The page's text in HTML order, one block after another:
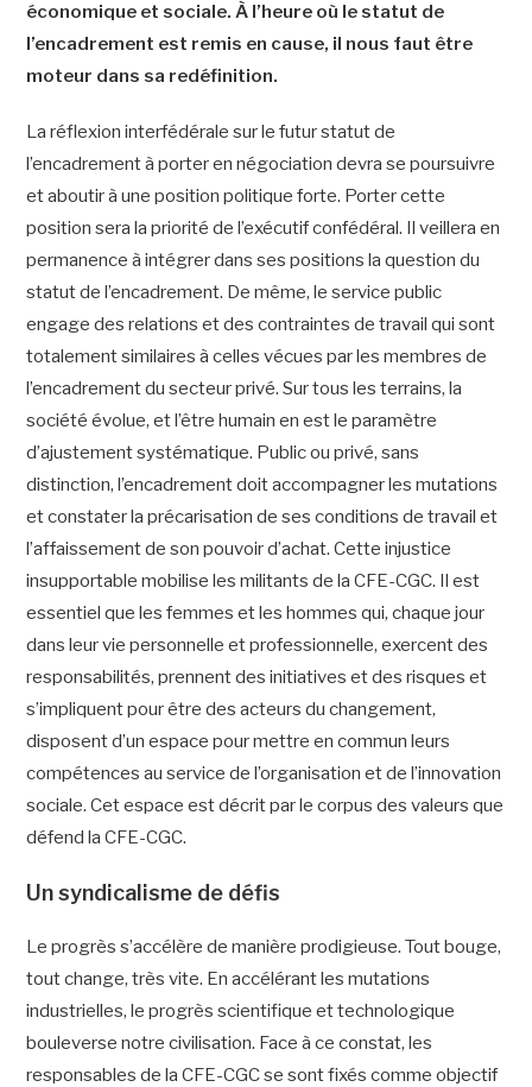
économique et sociale. À l’heure où le statut de
l’encadrement est remis en cause, il nous faut être
moteur dans sa redéfinition.
La réflexion interfédérale sur le futur statut de
l’encadrement à porter en négociation devra se poursuivre
et aboutir à une position politique forte. Porter cette
position sera la priorité de l’exécutif confédéral. Il veillera en
permanence à intégrer dans ses positions la question du
statut de l’encadrement. De même, le service public
engage des relations et des contraintes de travail qui sont
totalement similaires à celles vécues par les membres de
l’encadrement du secteur privé. Sur tous les terrains, la
société évolue, et l’être humain en est le paramètre
d’ajustement systématique. Public ou privé, sans
distinction, l’encadrement doit accompagner les mutations
et constater la précarisation de ses conditions de travail et
l’affaissement de son pouvoir d’achat. Cette injustice
insupportable mobilise les militants de la CFE-CGC. Il est
essentiel que les femmes et les hommes qui, chaque jour
dans leur vie personnelle et professionnelle, exercent des
responsabilités, prennent des initiatives et des risques et
s’impliquent pour être des acteurs du changement,
disposent d’un espace pour mettre en commun leurs
compétences au service de l’organisation et de l’innovation
sociale. Cet espace est décrit par le corpus des valeurs que
défend la CFE-CGC.
Un syndicalisme de défis
Le progrès s’accélère de manière prodigieuse. Tout bouge,
tout change, très vite. En accélérant les mutations
industrielles, le progrès scientifique et technologique
bouleverse notre civilisation. Face à ce constat, les
responsables de la CFE-CGC se sont fixés comme objectif